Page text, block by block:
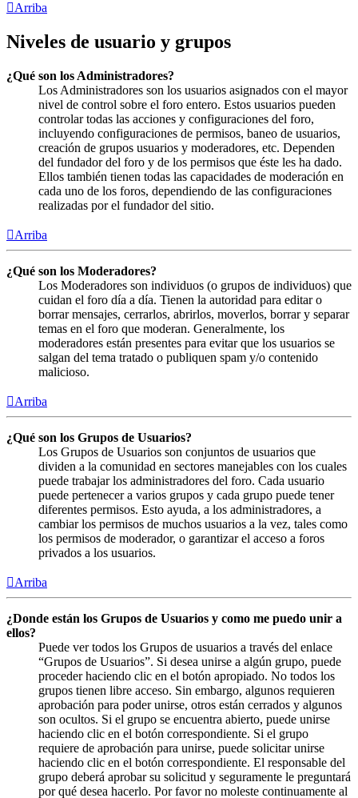
Arriba
Niveles de usuario y grupos
¿Qué son los Administradores?
Los Administradores son los usuarios asignados con el mayor
nivel de control sobre el foro entero. Estos usuarios pueden
controlar todas las acciones y configuraciones del foro,
incluyendo configuraciones de permisos, baneo de usuarios,
creación de grupos usuarios y moderadores, etc. Dependen
del fundador del foro y de los permisos que éste les ha dado.
Ellos también tienen todas las capacidades de moderación en
cada uno de los foros, dependiendo de las configuraciones
realizadas por el fundador del sitio.
Arriba
¿Qué son los Moderadores?
Los Moderadores son individuos (o grupos de individuos) que
cuidan el foro día a día. Tienen la autoridad para editar o
borrar mensajes, cerrarlos, abrirlos, moverlos, borrar y separar
temas en el foro que moderan. Generalmente, los
moderadores están presentes para evitar que los usuarios se
salgan del tema tratado o publiquen spam y/o contenido
malicioso.
Arriba
¿Qué son los Grupos de Usuarios?
Los Grupos de Usuarios son conjuntos de usuarios que
dividen a la comunidad en sectores manejables con los cuales
puede trabajar los administradores del foro. Cada usuario
puede pertenecer a varios grupos y cada grupo puede tener
diferentes permisos. Esto ayuda, a los administradores, a
cambiar los permisos de muchos usuarios a la vez, tales como
los permisos de moderador, o garantizar el acceso a foros
privados a los usuarios.
Arriba
¿Donde están los Grupos de Usuarios y como me puedo unir a
ellos?
Puede ver todos los Grupos de usuarios a través del enlace
“Grupos de Usuarios”. Si desea unirse a algún grupo, puede
proceder haciendo clic en el botón apropiado. No todos los
grupos tienen libre acceso. Sin embargo, algunos requieren
aprobación para poder unirse, otros están cerrados y algunos
son ocultos. Si el grupo se encuentra abierto, puede unirse
haciendo clic en el botón correspondiente. Si el grupo
requiere de aprobación para unirse, puede solicitar unirse
haciendo clic en el botón correspondiente. El responsable del
grupo deberá aprobar su solicitud y seguramente le preguntará
por qué desea hacerlo. Por favor no moleste continuamente al